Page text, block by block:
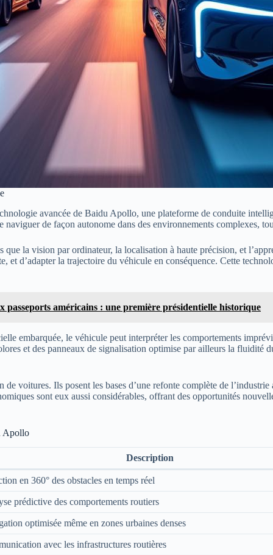
avancée de Baidu Apollo, une plateforme de conduite
de façon autonome dans des environnements complexes,
la vision par ordinateur, la localisation à haute précision, et
et d’adapter la trajectoire du véhicule en conséquence. Cette
américains : une première présidentielle historique
embarquée, le véhicule peut interpréter les comportements
et des panneaux de signalisation optimise par ailleurs la fluidité
voitures. Ils posent les bases d’une refonte complète de
sont eux aussi considérables, offrant des opportunités
Apollo
Description
en 360° des obstacles en temps réel
prédictive des comportements routiers
optimisée même en zones urbaines denses
avec les infrastructures routières